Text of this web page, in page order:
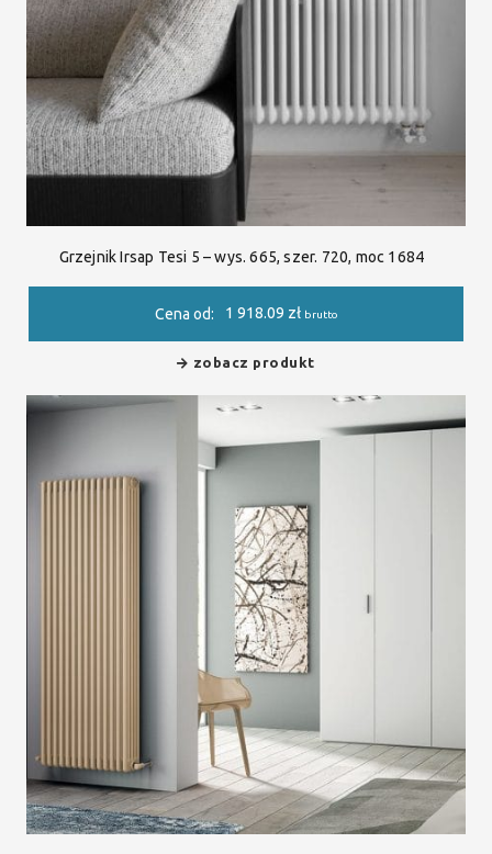
Grzejnik Irsap Tesi 5 – wys. 665, szer. 720, moc 1684
Cena od: 1 918.09 zł brutto
zobacz produkt